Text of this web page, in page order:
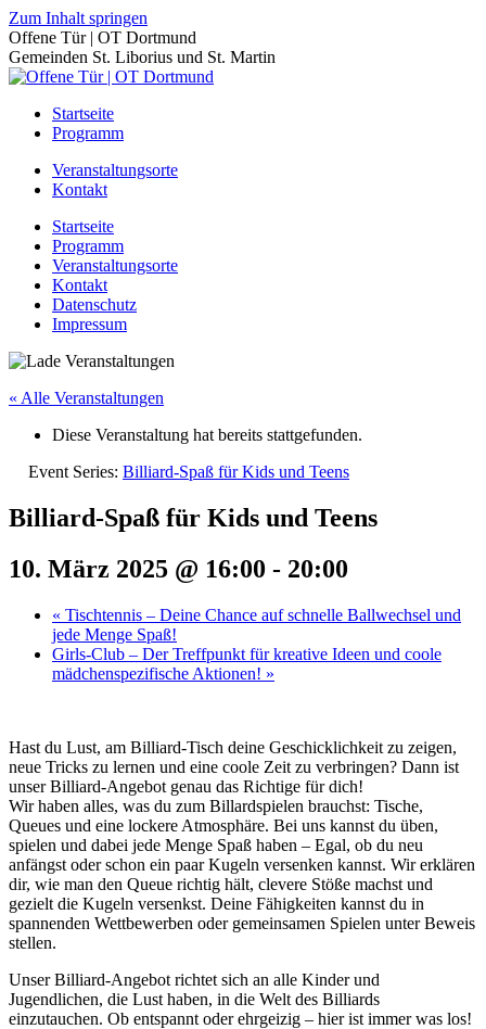
Zum Inhalt springen
Offene Tür | OT Dortmund
Gemeinden St. Liborius und St. Martin
Startseite
Programm
Veranstaltungsorte
Kontakt
Startseite
Programm
Veranstaltungsorte
Kontakt
Datenschutz
Impressum
« Alle Veranstaltungen
Diese Veranstaltung hat bereits stattgefunden.
Event Series: Billiard-Spaß für Kids und Teens
Billiard-Spaß für Kids und Teens
10. März 2025 @ 16:00 - 20:00
« Tischtennis – Deine Chance auf schnelle Ballwechsel und
jede Menge Spaß!
Girls-Club – Der Treffpunkt für kreative Ideen und coole
mädchenspezifische Aktionen! »
Hast du Lust, am Billiard-Tisch deine Geschicklichkeit zu zeigen,
neue Tricks zu lernen und eine coole Zeit zu verbringen? Dann ist
unser Billiard-Angebot genau das Richtige für dich!
Wir haben alles, was du zum Billardspielen brauchst: Tische,
Queues und eine lockere Atmosphäre. Bei uns kannst du üben,
spielen und dabei jede Menge Spaß haben – Egal, ob du neu
anfängst oder schon ein paar Kugeln versenken kannst. Wir erklären
dir, wie man den Queue richtig hält, clevere Stöße machst und
gezielt die Kugeln versenkst. Deine Fähigkeiten kannst du in
spannenden Wettbewerben oder gemeinsamen Spielen unter Beweis
stellen.
Unser Billiard-Angebot richtet sich an alle Kinder und
Jugendlichen, die Lust haben, in die Welt des Billiards
einzutauchen. Ob entspannt oder ehrgeizig – hier ist immer was los!